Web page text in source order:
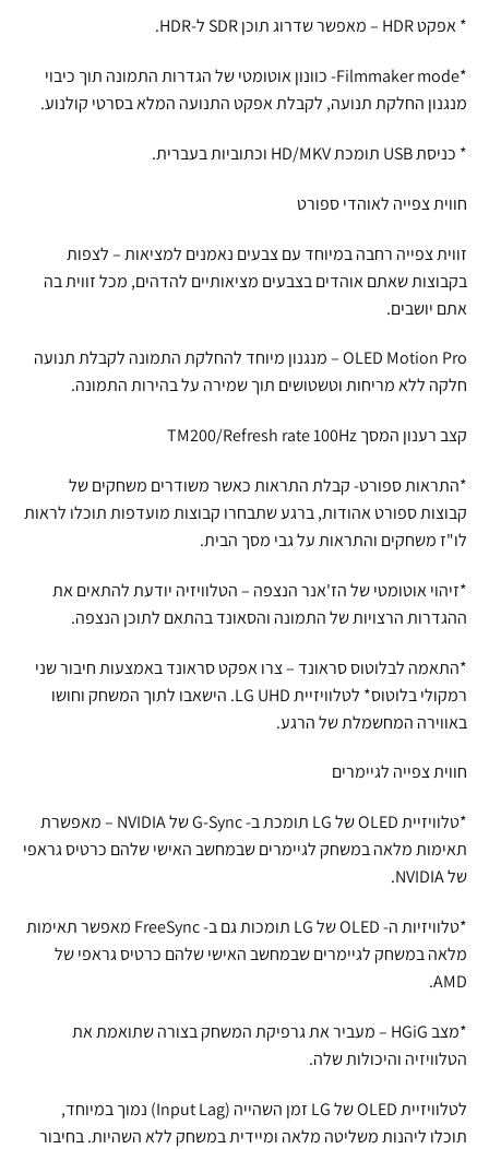
* אפקט HDR – מאפשר שדרוג תוכן SDR ל-HDR.
*Filmmaker mode- כוונון אוטומטי של הגדרות התמונה תוך כיבוי
מנגנון החלקת תנועה, לקבלת אפקט התנועה המלא בסרטי קולנוע.
* כניסת USB תומכת HD/MKV וכתוביות בעברית.
חווית צפייה לאוהדי ספורט
זווית צפייה רחבה במיוחד עם צבעים נאמנים למציאות – לצפות
בקבוצות שאתם אוהדים בצבעים מציאותיים להדהים, מכל זווית בה
אתם יושבים.
OLED Motion Pro – מנגנון מיוחד להחלקת התמונה לקבלת תנועה
חלקה ללא מריחות וטשטושים תוך שמירה על בהירות התמונה.
קצב רענון המסך TM200/Refresh rate 100Hz
*התראות ספורט- קבלת התראות כאשר משודרים משחקים של
קבוצות ספורט אהודות, ברגע שתבחרו קבוצות מועדפות תוכלו לראות
לו"ז משחקים והתראות על גבי מסך הבית.
*זיהוי אוטומטי של הז'אנר הנצפה – הטלוויזיה יודעת להתאים את
ההגדרות הרצויות של התמונה והסאונד בהתאם לתוכן הנצפה.
*התאמה לבלוטוס סראונד – צרו אפקט סראונד באמצעות חיבור שני
רמקולי בלוטוס* לטלוויזיית LG UHD. הישאבו לתוך המשחק וחושו
באווירה המחשמלת של הרגע.
חווית צפייה לגיימרים
*טלוויזיית OLED של LG תומכת ב- G-Sync של NVIDIA – מאפשרת
תאימות מלאה במשחק לגיימרים שבמחשב האישי שלהם כרטיס גראפי
של NVIDIA.
*טלוויזיות ה- OLED של LG תומכות גם ב- FreeSync מאפשר תאימות
מלאה במשחק לגיימרים שבמחשב האישי שלהם כרטיס גראפי של
AMD.
*מצב HGiG – מעביר את גרפיקת המשחק בצורה שתואמת את
הטלוויזיה והיכולות שלה.
לטלוויזיית OLED של LG זמן השהייה (Input Lag) נמוך במיוחד,
תוכלו ליהנות משליטה מלאה ומיידית במשחק ללא השהיות. בחיבור